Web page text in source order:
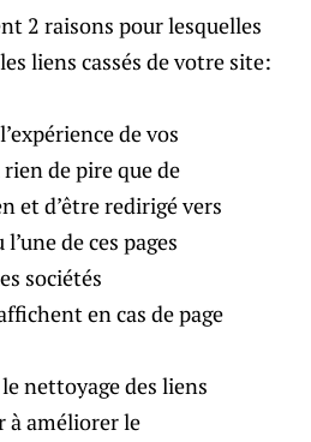
2 raisons pour lesquelles
liens cassés de votre site:
de vos
de pire que de
et d’être redirigé vers
de ces pages
sociétés
en cas de page
nettoyage des liens
à améliorer le